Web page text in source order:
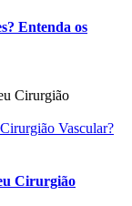
Entenda os
Vascular?
Cirurgião